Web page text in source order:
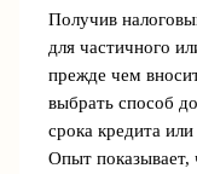
Получив
для частичного
прежде чем
выбрать способ
срока кредита
Опыт показывает,